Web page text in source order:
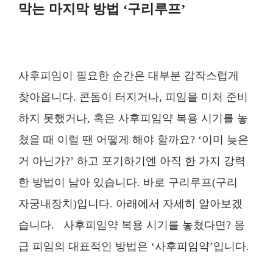
막는 마지막 방법 ‘구리루프’
사후피임이 필요한 순간은 대부분 갑작스럽게
찾아옵니다. 콘돔이 터지거나, 피임을 미처 준비
하지 못했거나, 혹은 사후피임약 복용 시기를 놓
쳤을 때 이럴 땐 어떻게 해야 할까요? ‘이미 늦은
거 아닌가?’ 하고 포기하기엔 아직 한 가지 강력
한 방법이 남아 있습니다. 바로 구리루프(구리
자궁내장치)입니다. 아래에서 자세히 알아보겠
습니다. 사후피임약 복용 시기를 놓쳤다면? 응
급 피임의 대표적인 방법은 ‘사후피임약’입니다.